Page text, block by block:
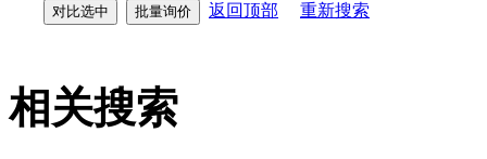
返回顶部 重新搜索
相关搜索